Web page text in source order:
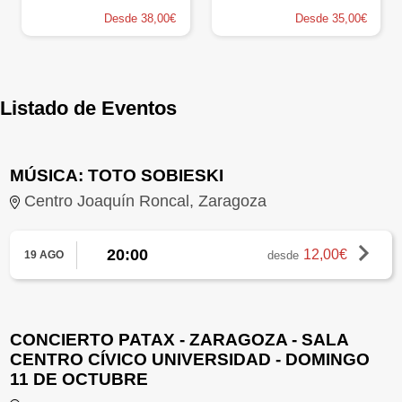
Desde 38,00€ Desde 35,00€
Listado de Eventos
MÚSICA: TOTO SOBIESKI
Centro Joaquín Roncal, Zaragoza
19 AGO 20:00 desde 12,00€
CONCIERTO PATAX - ZARAGOZA - SALA
CENTRO CÍVICO UNIVERSIDAD - DOMINGO
11 DE OCTUBRE